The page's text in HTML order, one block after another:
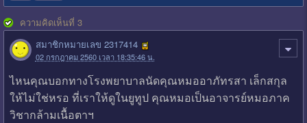
ความคิดเห็นที่ 3
สมาชิกหมายเลข 2317414
02 กรกฎาคม 2560 เวลา 18:35:46 น.
ไหนคุณบอกทางโรงพยาบาลนัดคุณหมออาภัทรสา เล็กสกุล
ให้ไม่ใช่หรอ ที่เราให้ดูในยูทูป คุณหมอเป็นอาจารย์หมอภาค
วิชากล้ามเนื้อตาฯ